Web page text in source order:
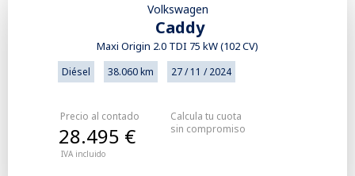
Volkswagen
Caddy
Maxi Origin 2.0 TDI 75 kW (102 CV)
Diésel 38.060 km 27 / 11 / 2024
Precio al contado
IVA incluido
28.495 €
Calcula tu cuota
sin compromiso